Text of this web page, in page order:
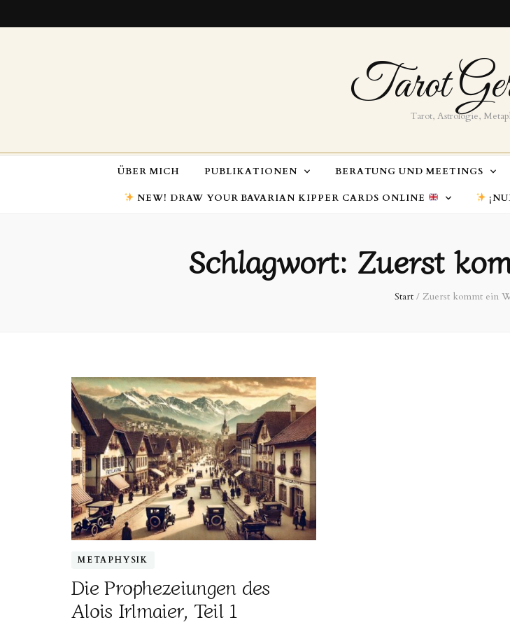
Tarot
Tarot, Astrologie,
ÜBER MICH PUBLIKATIONEN BERATUNG UND MEETINGS
NEW! DRAW YOUR BAVARIAN KIPPER CARDS ONLINE
Schlagwort: Zuerst
Start / Zuerst kommt ein
METAPHYSIK
Die Prophezeiungen des
Alois Irlmaier, Teil 1